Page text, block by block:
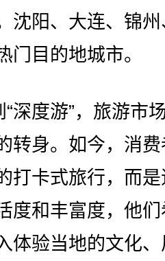
沈阳、大连、锦
门目的地城市。
度游”，旅游市
转身。如今，消
打卡式旅行，而
度和丰富度，他
体验当地的文化